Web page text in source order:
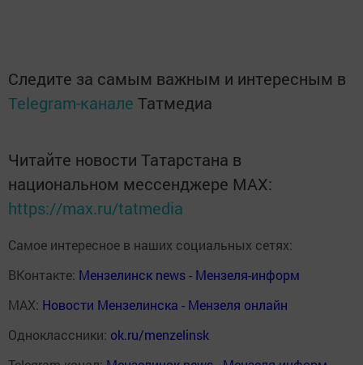
Следите за самым важным и интересным в
Telegram-канале Татмедиа
Читайте новости Татарстана в
национальном мессенджере MАХ:
https://max.ru/tatmedia
Самое интересное в наших социальных сетях:
ВКонтакте: Мензелинск news - Мензеля-информ
MAX: Новости Мензелинска - Мензеля онлайн
Одноклассники: ok.ru/menzelinsk